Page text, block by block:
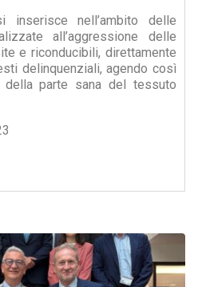
inserisce nell’ambito delle
all’aggressione delle
e riconducibili, direttamente
delinquenziali, agendo così
parte sana del tessuto